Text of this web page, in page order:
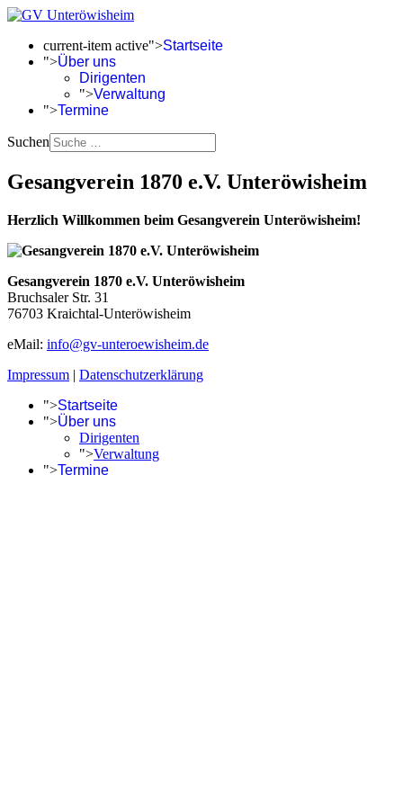
current-item active">Startseite
">Über uns
Dirigenten
">Verwaltung
">Termine
Suchen
Gesangverein 1870 e.V. Unteröwisheim
Herzlich Willkommen beim Gesangverein Unteröwisheim!
Gesangverein 1870 e.V. Unteröwisheim
Bruchsaler Str. 31
76703 Kraichtal-Unteröwisheim
eMail: info@gv-unteroewisheim.de
Impressum | Datenschutzerklärung
">Startseite
">Über uns
Dirigenten
">Verwaltung
">Termine